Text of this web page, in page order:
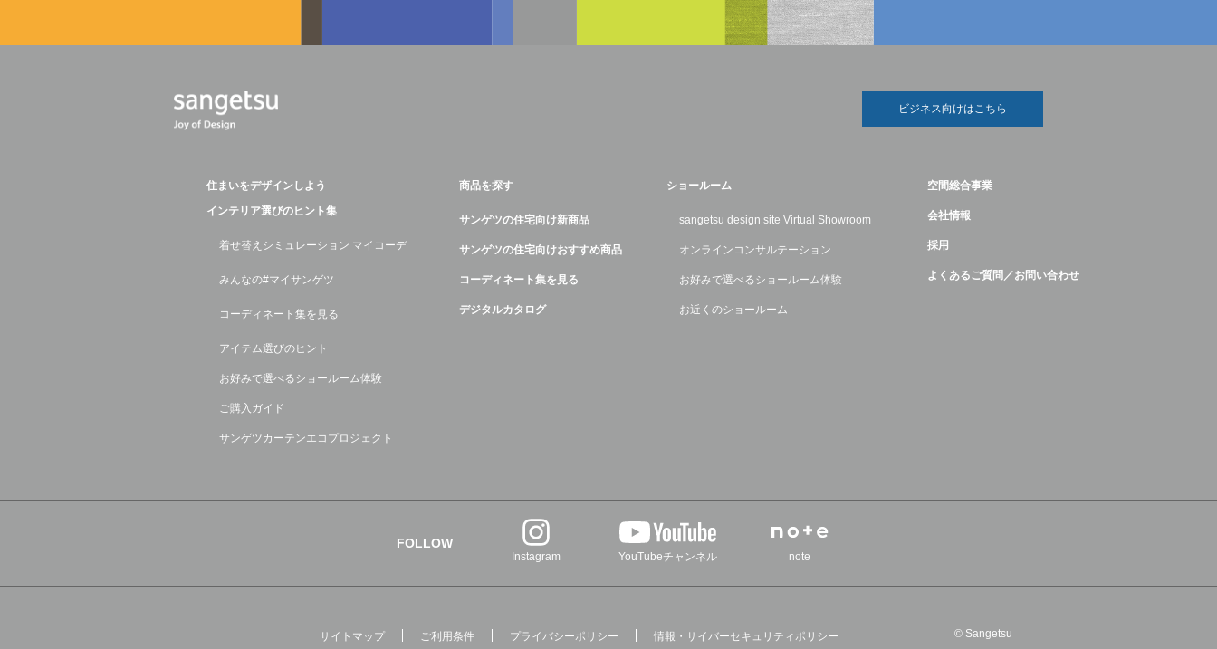
ビジネス向けはこちら
住まいをデザインしよう
インテリア選びのヒント集
着せ替えシミュレーション マイコーデ
みんなの#マイサンゲツ
コーディネート集を見る
アイテム選びのヒント
お好みで選べるショールーム体験
ご購入ガイド
サンゲツカーテンエコプロジェクト
商品を探す
サンゲツの住宅向け新商品
サンゲツの住宅向けおすすめ商品
コーディネート集を見る
デジタルカタログ
ショールーム
sangetsu design site Virtual Showroom
オンラインコンサルテーション
お好みで選べるショールーム体験
お近くのショールーム
空間総合事業
会社情報
採用
よくあるご質問／お問い合わせ
FOLLOW
Instagram YouTubeチャンネル note
サイトマップ ご利用条件 プライバシーポリシー 情報・サイバーセキュリティポリシー
© Sangetsu